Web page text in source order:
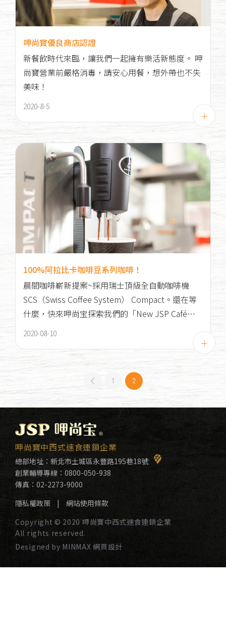
呷尚寶優良商店認證
新餐飲時代來臨，讓我們一起擁有樂活新態度。 呷
尚寶營業前嚴格消毒，請安心用餐，想外帶也不失
美味！
2020-8-5
100%阿拉比卡咖啡豆系列咖啡！
晨間咖啡嶄新提案~採用瑞士頂級全自動咖啡機
SCS（Swiss Coffee System） Compact。還在等
什麼，快來呷尚宝探索我們的「New JSP Café」
2020-08-10
1 2
呷尚寶中西式速食連鎖企業
總部地址： 新北市土城區永豐路195巷18號
創業輔導專線： 0800-050-938
傳真：02-2273-9000
隱私權政策
|
網站使用條款
Copyright © 2020 呷尚寶中西式速食連鎖企業
All rights reserved.
Designed by MINMAX 網頁設計